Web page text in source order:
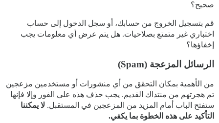
صحيح؟
قم بتسجيل الخروج من حسابك، أو سجل الدخول إلى حساب
اختباري غير متمتع بصلاحيات. هل يتم عرض أي معلومات يجب
إخفاؤها؟
الرسائل المزعجة (Spam)
من الأهمية بمكان التحقق من أي منشورات أو مستخدمين مزعجين
تم هجرتهم من منتداك القديم. يجب حذف هذه على الفور وإلا فإنها
ستفتح الباب أمام المزيد من المزعجين في المستقبل. لا يمكننا
التأكيد على هذه الخطوة بما يكفي.